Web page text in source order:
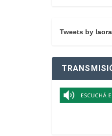
Tweets by